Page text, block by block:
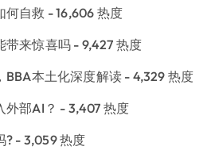
何自救 - 16,606 热度
带来惊喜吗 - 9,427 热度
BBA本土化深度解读 - 4,329 热度
外部AI？ - 3,407 热度
? - 3,059 热度